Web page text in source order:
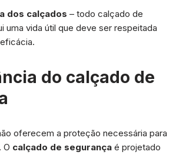
dos calçados – todo calçado de
uma vida útil que deve ser respeitada
do calçado de
oferecem a proteção necessária para
O calçado de segurança é projetado